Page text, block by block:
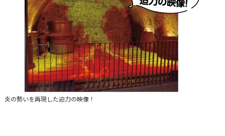
炎の勢いを再現した迫力の映像！